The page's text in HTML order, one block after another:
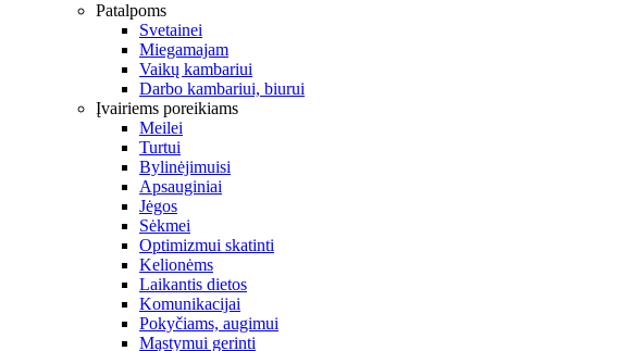
Patalpoms
Svetainei
Miegamajam
Vaikų kambariui
Darbo kambariui, biurui
Įvairiems poreikiams
Meilei
Turtui
Bylinėjimuisi
Apsauginiai
Jėgos
Sėkmei
Optimizmui skatinti
Kelionėms
Laikantis dietos
Komunikacijai
Pokyčiams, augimui
Mąstymui gerinti